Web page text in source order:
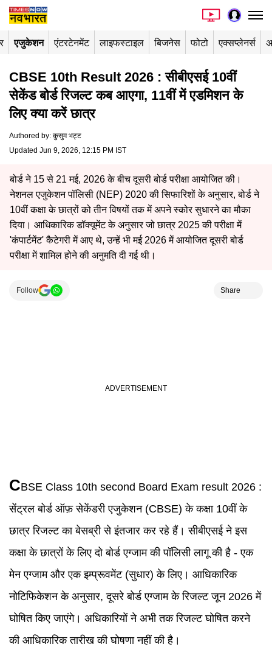
एजुकेशन एंटरटेनमेंट लाइफस्टाइल बिजनेस फोटो एक्सप्लेनर्स
CBSE 10th Result 2026 : सीबीएसई 10वीं
सेकेंड बोर्ड रिजल्ट कब आएगा, 11वीं में एडमिशन के
लिए क्या करें छात्र
Authored by: कुसुम भट्ट
Updated Jun 9, 2026, 12:15 PM IST
बोर्ड ने 15 से 21 मई, 2026 के बीच दूसरी बोर्ड परीक्षा आयोजित की।
नेशनल एजुकेशन पॉलिसी (NEP) 2020 की सिफारिशों के अनुसार, बोर्ड ने
10वीं कक्षा के छात्रों को तीन विषयों तक में अपने स्कोर सुधारने का मौका
दिया। आधिकारिक डॉक्यूमेंट के अनुसार जो छात्र 2025 की परीक्षा में
'कंपार्टमेंट' कैटेगरी में आए थे, उन्हें भी मई 2026 में आयोजित दूसरी बोर्ड
परीक्षा में शामिल होने की अनुमति दी गई थी।
Follow Share
CBSE Class 10th second Board Exam result 2026 :
सेंट्रल बोर्ड ऑफ़ सेकेंडरी एजुकेशन (CBSE) के कक्षा 10वीं के
छात्र रिजल्ट का बेसब्री से इंतजार कर रहे हैं। सीबीएसई ने इस
कक्षा के छात्रों के लिए दो बोर्ड एग्जाम की पॉलिसी लागू की है - एक
मेन एग्जाम और एक इम्प्रूवमेंट (सुधार) के लिए। आधिकारिक
नोटिफिकेशन के अनुसार, दूसरे बोर्ड एग्जाम के रिजल्ट जून 2026 में
घोषित किए जाएंगे। अधिकारियों ने अभी तक रिजल्ट घोषित करने
की आधिकारिक तारीख की घोषणा नहीं की है।